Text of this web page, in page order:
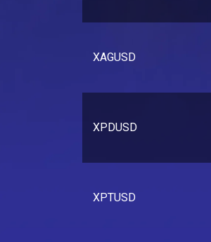
XAGUSD
XPDUSD
XPTUSD